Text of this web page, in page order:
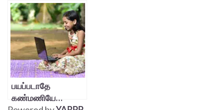
தேவை!
பயப்படாதே
கண்மணியே…